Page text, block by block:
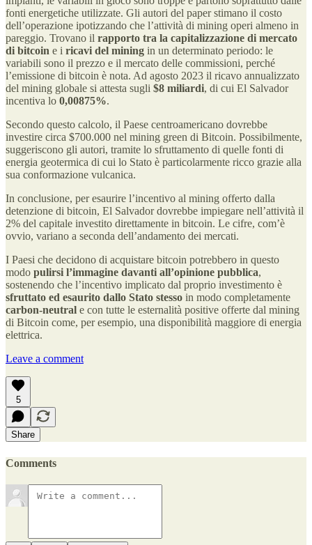
fonti energetiche utilizzate. Gli autori del paper stimano il costo
dell’operazione ipotizzando che l’attività di mining operi almeno in
pareggio. Trovano il rapporto tra la capitalizzazione di mercato
di bitcoin e i ricavi del mining in un determinato periodo: le
variabili sono il prezzo e il mercato delle commissioni, perché
l’emissione di bitcoin è nota. Ad agosto 2023 il ricavo annualizzato
del mining globale si attesta sugli $8 miliardi, di cui El Salvador
incentiva lo 0,00875%.
Secondo questo calcolo, il Paese centroamericano dovrebbe
investire circa $700.000 nel mining green di Bitcoin. Possibilmente,
suggeriscono gli autori, tramite lo sfruttamento di quelle fonti di
energia geotermica di cui lo Stato è particolarmente ricco grazie alla
sua conformazione vulcanica.
In conclusione, per esaurire l’incentivo al mining offerto dalla
detenzione di bitcoin, El Salvador dovrebbe impiegare nell’attività il
2% del capitale investito direttamente in bitcoin. Le cifre, com’è
ovvio, variano a seconda dell’andamento dei mercati.
I Paesi che decidono di acquistare bitcoin potrebbero in questo
modo pulirsi l’immagine davanti all’opinione pubblica,
sostenendo che l’incentivo implicato dal proprio investimento è
sfruttato ed esaurito dallo Stato stesso in modo completamente
carbon-neutral e con tutte le esternalità positive offerte dal mining
di Bitcoin come, per esempio, una disponibilità maggiore di energia
elettrica.
Leave a comment
5
Share
Comments